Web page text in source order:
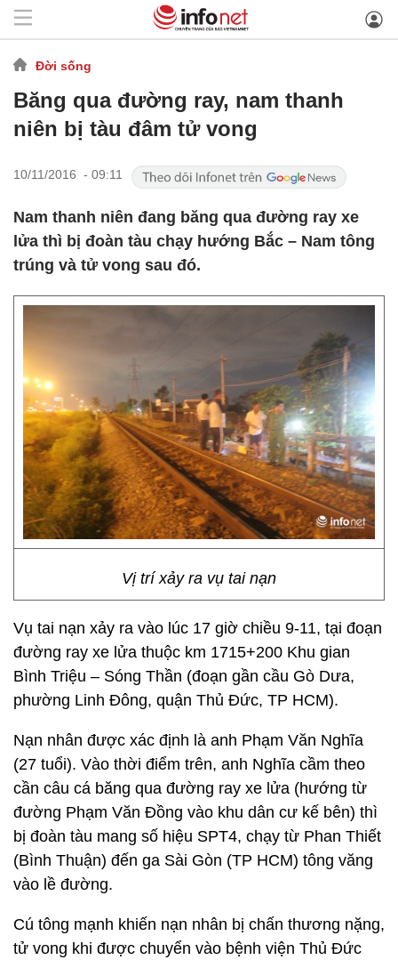
Đời sống
Băng qua đường ray, nam thanh
niên bị tàu đâm tử vong
10/11/2016 - 09:11
Nam thanh niên đang băng qua đường ray xe
lửa thì bị đoàn tàu chạy hướng Bắc – Nam tông
trúng và tử vong sau đó.
Vị trí xảy ra vụ tai nạn
Vụ tai nạn xảy ra vào lúc 17 giờ chiều 9-11, tại đoạn
đường ray xe lửa thuộc km 1715+200 Khu gian
Bình Triệu – Sóng Thần (đoạn gần cầu Gò Dưa,
phường Linh Đông, quận Thủ Đức, TP HCM).
Nạn nhân được xác định là anh Phạm Văn Nghĩa
(27 tuổi). Vào thời điểm trên, anh Nghĩa cầm theo
cần câu cá băng qua đường ray xe lửa (hướng từ
đường Phạm Văn Đồng vào khu dân cư kế bên) thì
bị đoàn tàu mang số hiệu SPT4, chạy từ Phan Thiết
(Bình Thuận) đến ga Sài Gòn (TP HCM) tông văng
vào lề đường.
Cú tông mạnh khiến nạn nhân bị chấn thương nặng,
tử vong khi được chuyển vào bệnh viện Thủ Đức